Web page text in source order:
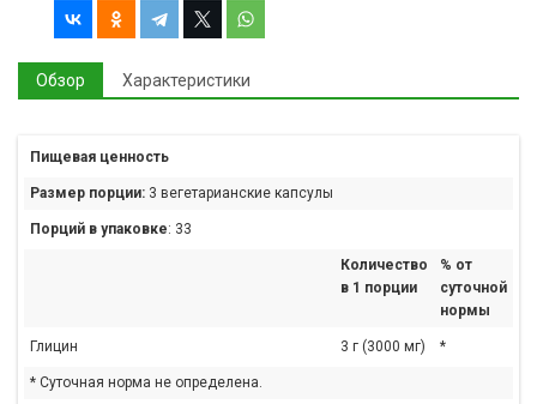
Обзор Характеристики
Пищевая ценность
Размер порции: 3 вегетарианские капсулы
Порций в упаковке: 33
Количество
в 1 порции
% от
суточной
нормы
Глицин 3 г (3000 мг) *
* Суточная норма не определена.